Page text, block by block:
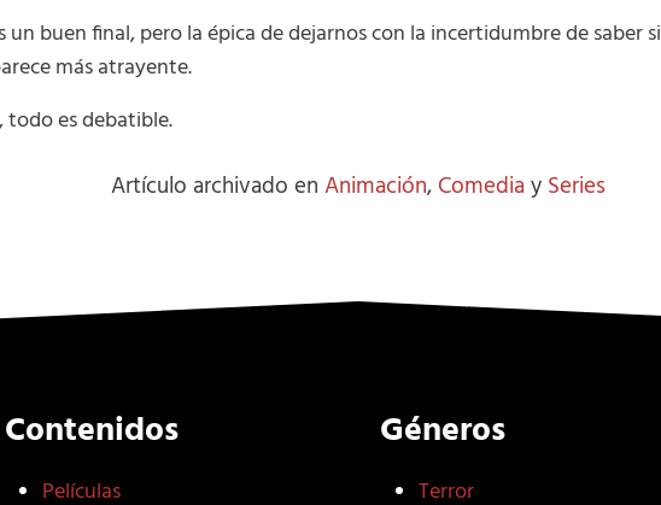
un buen final, pero la épica de dejarnos con la incertidumbre de saber si
más atrayente.
todo es debatible.
Artículo archivado en Animación, Comedia y Series
Contenidos
Películas
Géneros
Terror